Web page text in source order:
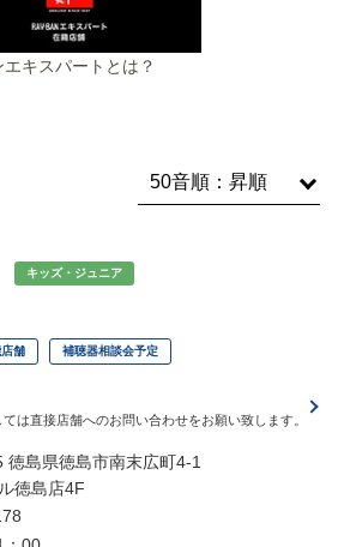
キッズ・ジュニア
舗 補聴器相談会予定
は直接店舗へのお問い合わせをお願い致します。
徳島県徳島市南末広町4-1
徳島店4F
エキスパートとは？